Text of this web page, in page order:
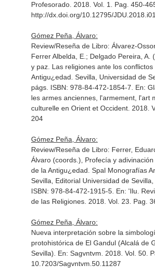
Profesorado. 2018. Vol. 1. Pag. 450-
http://dx.doi.org/10.12795/
Gómez Peña, Álvaro:
Review/Reseña de Libro: Álvarez-
Ferrer Albelda, E.; Delgado Pereira, A.
y paz. Las religiones ante los conflictos
Antigu¿edad. Sevilla, Universidad de
págs. ISBN: 978-84-472-1854-7. En:
les armes anciennes, l'armement, l'art
culturelle en Orient et Occident. 2018.
204
Gómez Peña, Álvaro:
Review/Reseña de Libro: Ferrer,
Álvaro (coords.), Profecía y
de la Antigu¿edad. Spal Monografías
Sevilla, Editorial Universidad de Sevilla,
ISBN: 978-84-472-1915-5. En: 'Ilu.
de las Religiones. 2018. Vol. 23. Pag.
Gómez Peña, Álvaro:
Nueva interpretación sobre la
protohistórica de El Gandul (Alcalá de
Sevilla). En: Sagvntvm . 2018. Vol. 50.
10.7203/Sagvntvm.50.11287